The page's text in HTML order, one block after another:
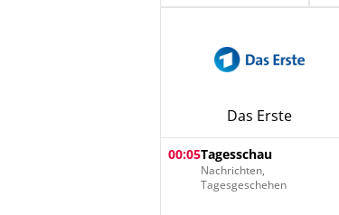
Das Erste
00:05Tagesschau
Nachrichten,
Tagesgeschehen